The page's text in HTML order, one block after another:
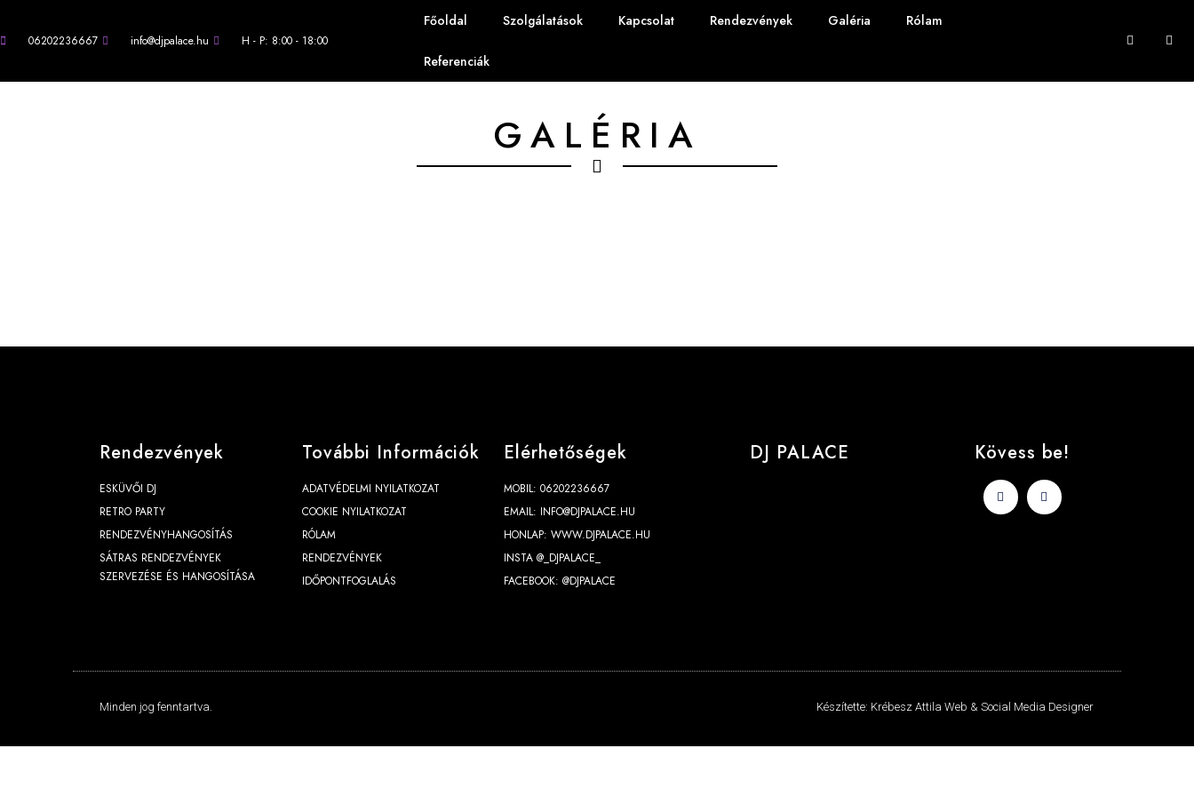
06202236667 info@djpalace.hu H - P: 8:00 - 18:00
Főoldal Szolgálatások Kapcsolat Rendezvények Galéria Rólam
Referenciák
GALÉRIA
Rendezvények
ESKÜVŐI DJ
RETRO PARTY
RENDEZVÉNYHANGOSÍTÁS
SÁTRAS RENDEZVÉNYEK
SZERVEZÉSE ÉS HANGOSÍTÁSA
További Információk
ADATVÉDELMI NYILATKOZAT
COOKIE NYILATKOZAT
RÓLAM
RENDEZVÉNYEK
IDŐPONTFOGLALÁS
Elérhetőségek
MOBIL: 06202236667
EMAIL: INFO@DJPALACE.HU
HONLAP: WWW.DJPALACE.HU
INSTA @_DJPALACE_
FACEBOOK: @DJPALACE
DJ PALACE Kövess be!
Minden jog fenntartva. Készítette: Krébesz Attila Web & Social Media Designer